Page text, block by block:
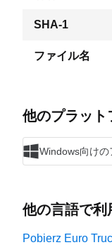
SHA-1
ファイル名
他のプラット
Windows向けの
他の言語で利
Pobierz Euro